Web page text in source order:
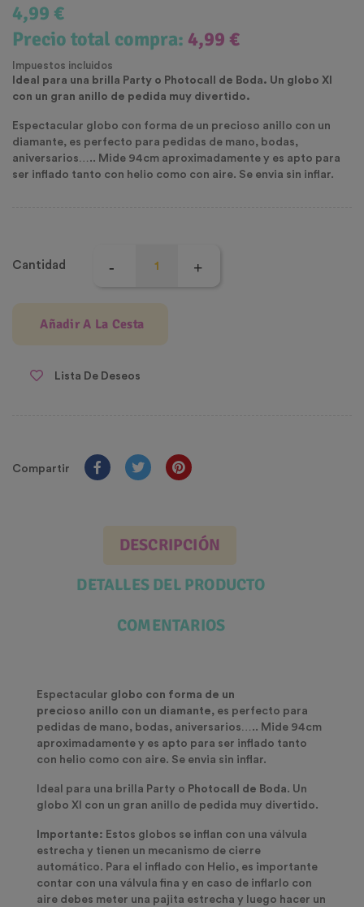
4,99 €
Precio total compra: 4,99 €
Impuestos incluidos
Ideal para una brilla Party o Photocall de Boda. Un globo Xl
con un gran anillo de pedida muy divertido.
Espectacular globo con forma de un precioso anillo con un
diamante, es perfecto para pedidas de mano, bodas,
aniversarios….. Mide 94cm aproximadamente y es apto para
ser inflado tanto con helio como con aire. Se envia sin inflar.
Cantidad
Añadir A La Cesta
Lista De Deseos
Compartir
DESCRIPCIÓN
DETALLES DEL PRODUCTO
COMENTARIOS
Espectacular globo con forma de un
precioso anillo con un diamante, es perfecto para
pedidas de mano, bodas, aniversarios….. Mide 94cm
aproximadamente y es apto para ser inflado tanto
con helio como con aire. Se envia sin inflar.
Ideal para una brilla Party o Photocall de Boda. Un
globo Xl con un gran anillo de pedida muy divertido.
Importante: Estos globos se inflan con una válvula
estrecha y tienen un mecanismo de cierre
automático. Para el inflado con Helio, es importante
contar con una válvula fina y en caso de inflarlo con
aire debes meter una pajita estrecha y luego hacer un